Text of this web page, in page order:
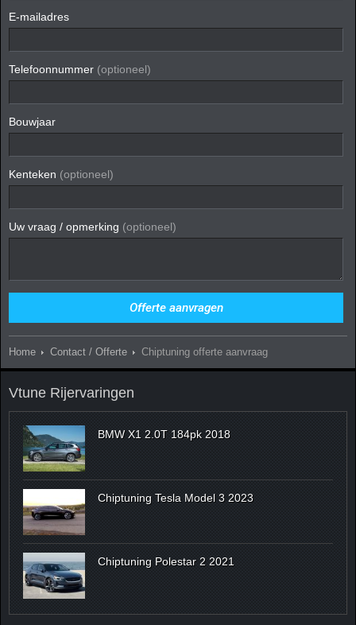
E-mailadres
Telefoonnummer (optioneel)
Bouwjaar
Kenteken (optioneel)
Uw vraag / opmerking (optioneel)
Home Contact / Offerte Chiptuning offerte aanvraag
Vtune Rijervaringen
BMW X1 2.0T 184pk 2018
Chiptuning Tesla Model 3 2023
Chiptuning Polestar 2 2021